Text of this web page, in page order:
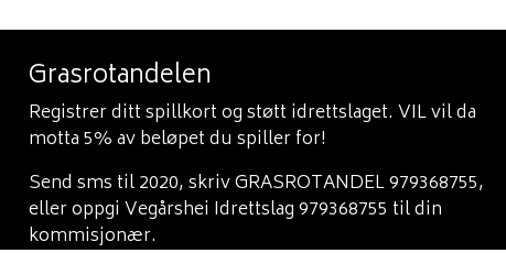
Grasrotandelen
Registrer ditt spillkort og støtt idrettslaget. VIL vil da
motta 5% av beløpet du spiller for!
Send sms til 2020, skriv GRASROTANDEL 979368755,
eller oppgi Vegårshei Idrettslag 979368755 til din
kommisjonær.